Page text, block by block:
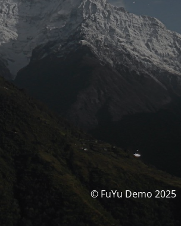
© FuYu Demo 2025